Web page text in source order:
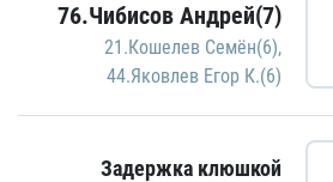
76.Чибисов Андрей(7)
21.Кошелев Семён(6),
44.Яковлев Егор К.(6)
Задержка клюшкой